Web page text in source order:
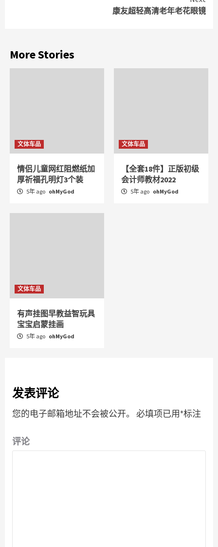
康友超轻高清老年老花眼镜
More Stories
文体车品
情侣儿童网红阻燃纸加
厚祈福孔明灯3个装
5年 ago ohMyGod
文体车品
【全套18件】正版初级
会计师教材2022
5年 ago ohMyGod
文体车品
有声挂图早教益智玩具
宝宝启蒙挂画
5年 ago ohMyGod
发表评论
您的电子邮箱地址不会被公开。 必填项已用*标注
评论